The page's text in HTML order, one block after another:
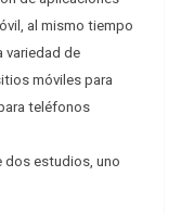
al mismo tiempo
variedad de
móviles para
teléfonos
dos estudios, uno